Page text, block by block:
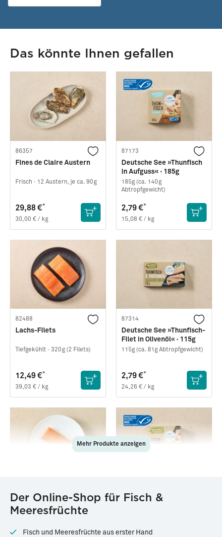
Das könnte Ihnen gefallen
86357
Fines de Claire Austern
Frisch · 12 Austern, je ca. 90g
29,88 €*
30,00 € / kg
87173
Deutsche See »Thunfisch
in Aufguss« · 185g
185g (ca. 140g
Abtropfgewicht)
2,79 €*
15,08 € / kg
82488
Lachs-Filets
Tiefgekühlt · 320g (2 Filets)
12,49 €*
39,03 € / kg
87314
Deutsche See »Thunfisch-
Filet in Olivenöl« · 115g
115g (ca. 81g Abtropfgewicht)
2,79 €*
24,26 € / kg
Lachs-Rückenfilet
(Sashimi-Qualität)
Deutsche See »Thunfisch
Mehr Produkte anzeigen
Der Online-Shop für Fisch &
Meeresfrüchte
Fisch und Meeresfrüchte aus erster Hand